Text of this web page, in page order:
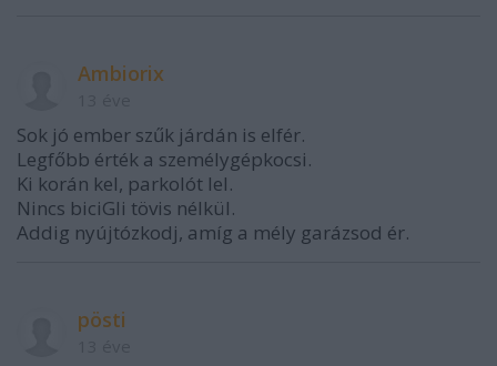
Ambiorix
Sok jó ember szűk járdán is elfér.
Legfőbb érték a személygépkocsi.
Ki korán kel, parkolót lel.
Nincs biciGli tövis nélkül.
Addig nyújtózkodj, amíg a mély garázsod ér.
pösti